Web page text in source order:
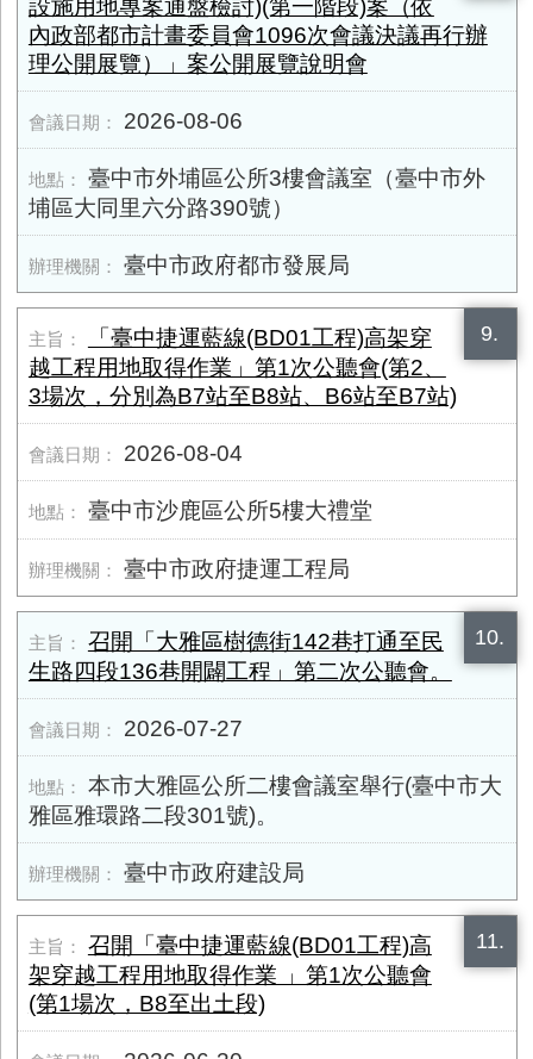
設施用地專案通盤檢討)(第一階段)案（依
內政部都市計畫委員會1096次會議決議再行辦
理公開展覽）」案公開展覽說明會
2026-08-06
臺中市外埔區公所3樓會議室（臺中市外
埔區大同里六分路390號）
臺中市政府都市發展局
9.
「臺中捷運藍線(BD01工程)高架穿
越工程用地取得作業」第1次公聽會(第2、
3場次，分別為B7站至B8站、B6站至B7站)
2026-08-04
臺中市沙鹿區公所5樓大禮堂
臺中市政府捷運工程局
10.
召開「大雅區樹德街142巷打通至民
生路四段136巷開闢工程」第二次公聽會。
2026-07-27
本市大雅區公所二樓會議室舉行(臺中市大
雅區雅環路二段301號)。
臺中市政府建設局
11.
召開「臺中捷運藍線(BD01工程)高
架穿越工程用地取得作業 」第1次公聽會
(第1場次，B8至出土段)